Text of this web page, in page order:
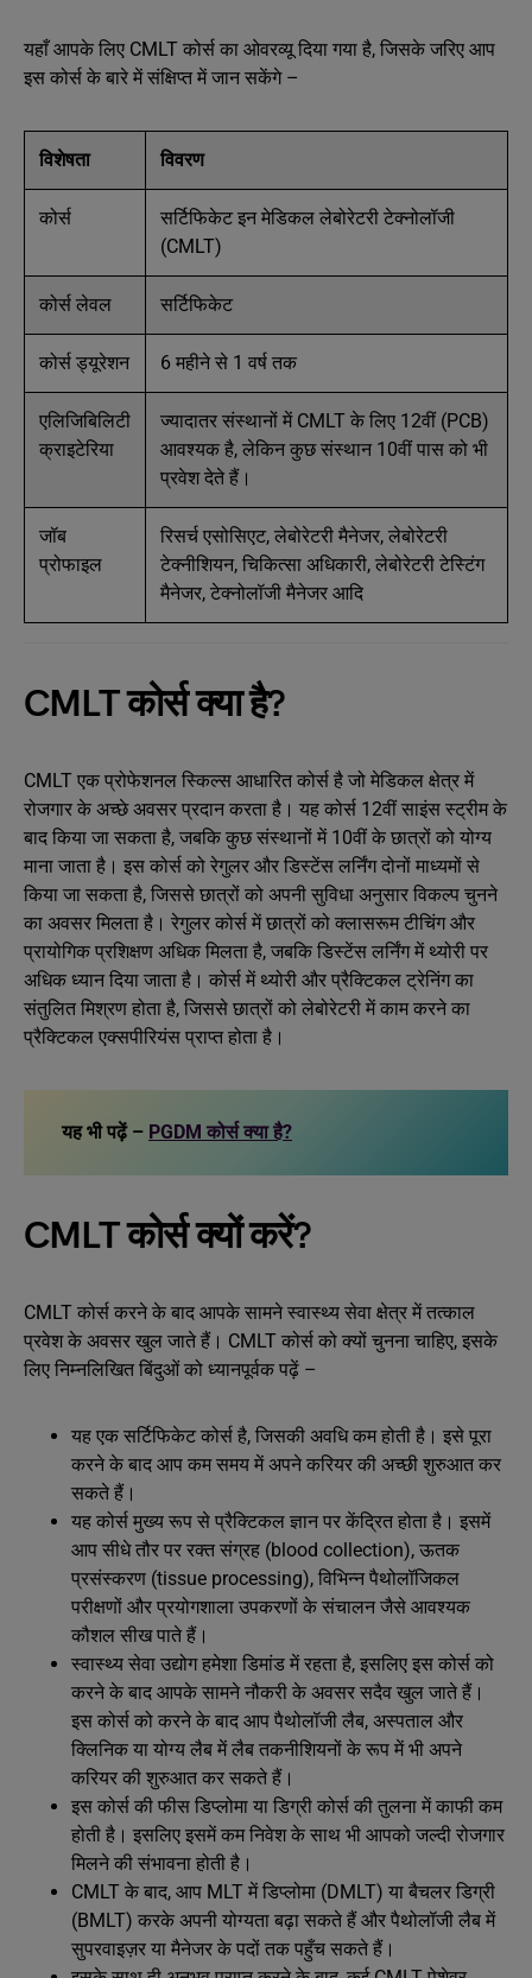
यहाँ आपके लिए CMLT कोर्स का ओवरव्यू दिया गया है, जिसके जरिए आप
इस कोर्स के बारे में संक्षिप्त में जान सकेंगे –
विशेषता विवरण
कोर्स
सर्टिफिकेट इन मेडिकल लेबोरेटरी टेक्नोलॉजी
(CMLT)
कोर्स लेवल सर्टिफिकेट
कोर्स ड्यूरेशन 6 महीने से 1 वर्ष तक
एलिजिबिलिटी
क्राइटेरिया
ज्यादातर संस्थानों में CMLT के लिए 12वीं (PCB)
आवश्यक है, लेकिन कुछ संस्थान 10वीं पास को भी
प्रवेश देते हैं।
जॉब
प्रोफाइल
रिसर्च एसोसिएट, लेबोरेटरी मैनेजर, लेबोरेटरी
टेक्नीशियन, चिकित्सा अधिकारी, लेबोरेटरी टेस्टिंग
मैनेजर, टेक्नोलॉजी मैनेजर आदि
CMLT कोर्स क्या है?
CMLT एक प्रोफेशनल स्किल्स आधारित कोर्स है जो मेडिकल क्षेत्र में
रोजगार के अच्छे अवसर प्रदान करता है। यह कोर्स 12वीं साइंस स्ट्रीम के
बाद किया जा सकता है, जबकि कुछ संस्थानों में 10वीं के छात्रों को योग्य
माना जाता है। इस कोर्स को रेगुलर और डिस्टेंस लर्निंग दोनों माध्यमों से
किया जा सकता है, जिससे छात्रों को अपनी सुविधा अनुसार विकल्प चुनने
का अवसर मिलता है। रेगुलर कोर्स में छात्रों को क्लासरूम टीचिंग और
प्रायोगिक प्रशिक्षण अधिक मिलता है, जबकि डिस्टेंस लर्निंग में थ्योरी पर
अधिक ध्यान दिया जाता है। कोर्स में थ्योरी और प्रैक्टिकल ट्रेनिंग का
संतुलित मिश्रण होता है, जिससे छात्रों को लेबोरेटरी में काम करने का
प्रैक्टिकल एक्सपीरियंस प्राप्त होता है।
यह भी पढ़ें – PGDM कोर्स क्या है?
CMLT कोर्स क्यों करें?
CMLT कोर्स करने के बाद आपके सामने स्वास्थ्य सेवा क्षेत्र में तत्काल
प्रवेश के अवसर खुल जाते हैं। CMLT कोर्स को क्यों चुनना चाहिए, इसके
लिए निम्नलिखित बिंदुओं को ध्यानपूर्वक पढ़ें –
यह एक सर्टिफिकेट कोर्स है, जिसकी अवधि कम होती है। इसे पूरा
करने के बाद आप कम समय में अपने करियर की अच्छी शुरुआत कर
सकते हैं।
यह कोर्स मुख्य रूप से प्रैक्टिकल ज्ञान पर केंद्रित होता है। इसमें
आप सीधे तौर पर रक्त संग्रह (blood collection), ऊतक
प्रसंस्करण (tissue processing), विभिन्न पैथोलॉजिकल
परीक्षणों और प्रयोगशाला उपकरणों के संचालन जैसे आवश्यक
कौशल सीख पाते हैं।
स्वास्थ्य सेवा उद्योग हमेशा डिमांड में रहता है, इसलिए इस कोर्स को
करने के बाद आपके सामने नौकरी के अवसर सदैव खुल जाते हैं।
इस कोर्स को करने के बाद आप पैथोलॉजी लैब, अस्पताल और
क्लिनिक या योग्य लैब में लैब तकनीशियनों के रूप में भी अपने
करियर की शुरुआत कर सकते हैं।
इस कोर्स की फीस डिप्लोमा या डिग्री कोर्स की तुलना में काफी कम
होती है। इसलिए इसमें कम निवेश के साथ भी आपको जल्दी रोजगार
मिलने की संभावना होती है।
CMLT के बाद, आप MLT में डिप्लोमा (DMLT) या बैचलर डिग्री
(BMLT) करके अपनी योग्यता बढ़ा सकते हैं और पैथोलॉजी लैब में
सुपरवाइज़र या मैनेजर के पदों तक पहुँच सकते हैं।